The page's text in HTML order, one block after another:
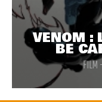
VENOM :
BE
FILM